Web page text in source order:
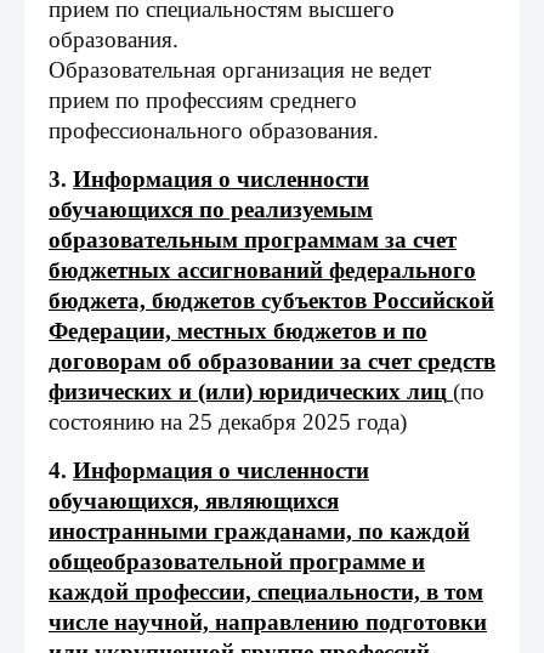
прием по специальностям высшего
образования.
Образовательная организация не ведет
прием по профессиям среднего
профессионального образования.
3. Информация о численности
обучающихся по реализуемым
образовательным программам за счет
бюджетных ассигнований федерального
бюджета, бюджетов субъектов Российской
Федерации, местных бюджетов и по
договорам об образовании за счет средств
физических и (или) юридических лиц (по
состоянию на 25 декабря 2025 года)
4. Информация о численности
обучающихся, являющихся
иностранными гражданами, по каждой
общеобразовательной программе и
каждой профессии, специальности, в том
числе научной, направлению подготовки